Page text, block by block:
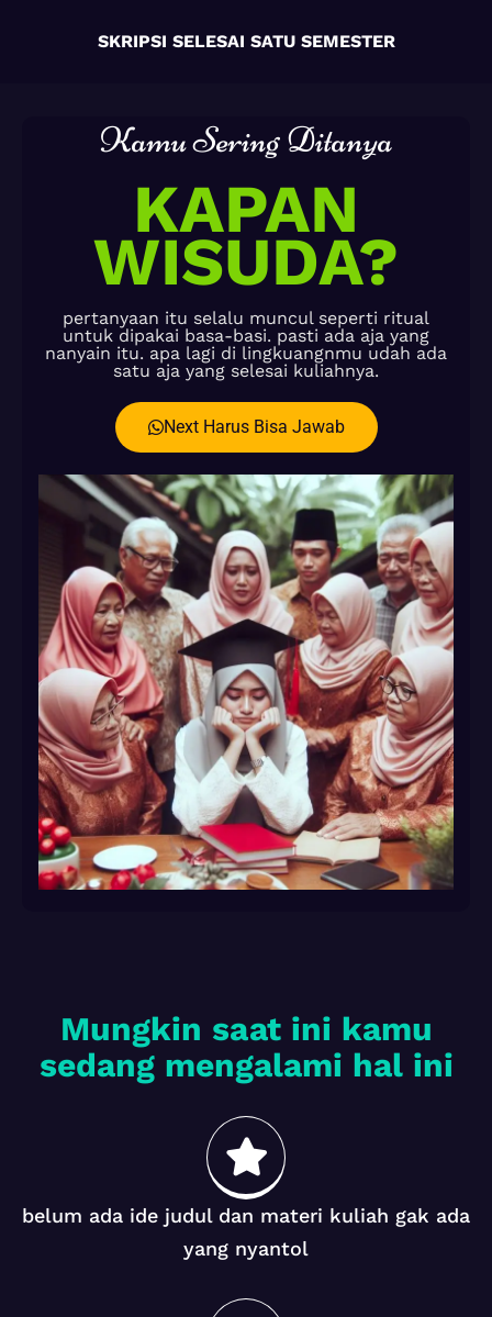
SKRIPSI SELESAI SATU SEMESTER
Kamu Sering Ditanya
KAPAN
WISUDA?
pertanyaan itu selalu muncul seperti ritual
untuk dipakai basa-basi. pasti ada aja yang
nanyain itu. apa lagi di lingkuangnmu udah ada
satu aja yang selesai kuliahnya.
Next Harus Bisa Jawab
Mungkin saat ini kamu
sedang mengalami hal ini
belum ada ide judul dan materi kuliah gak ada
yang nyantol